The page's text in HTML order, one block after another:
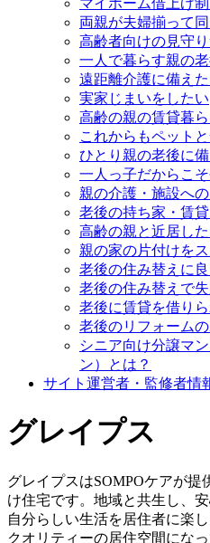
マイホーム借上げ
両親が夫婦揃って
高齢者向けの見守
一人で暮らす親の
遠距離介護に備え
実家じまいをしたい
高齢の親の賃貸暮
これからもペット
ひとり親の老後に
一人っ子だからこ
親の介護・施設へ
老後の持ち家・賃
高齢の親と近居し
親の家の片付けを
老後の住み替えに
老後の住み替えで
老後に賃貸を借り
老後のリフォーム
シニア向け分譲マ
ン）とは？
サイト運営者・監修者情
グレイプス
グレイプスはSOMPOケアが提
け住宅です。地域と共生し、
自分らしい生活を居住者に楽
クオリティーの居住空間になっ